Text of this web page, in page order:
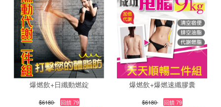
爆燃飲+日纖動燃錠
$6180 回饋 79
爆燃飲+爆燃速纖膠囊
$6180 回饋 79